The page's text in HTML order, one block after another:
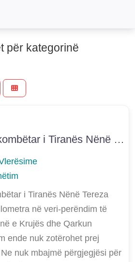
për kategorinë
preferuar
Aeroporti Ndërkombëtar i Tiranës Nënë Tereza
i Tiranës Nënë Tereza
në veri-perëndim të
e Krujës dhe Qarkun
ende nuk zotërohet prej
nuk mbajmë përgjegjësi për